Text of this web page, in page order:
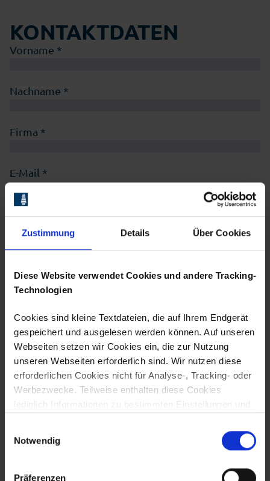
Zustimmung Details Über Cookies
Diese Website verwendet Cookies und andere Tracking-
Technologien
Cookies sind kleine Textdateien, die auf Ihrem Endgerät
gespeichert und ausgelesen werden können. Auf unseren
Webseiten setzen wir Cookies ein, die zur Nutzung
unseren Webseiten erforderlich sind. Wir nutzen diese
erforderlichen Cookies nicht für Analyse-, Tracking- oder
Werbezwecke. Teilweise enthalten diese Cookies
lediglich Informationen zu bestimmten Einstellungen und
notwendig sein, um die Benutzerführung, Sicherheit und
Umsetzung der Seite zu ermöglichen. Wir nutzen diese
DSGVO. Darüber hinaus setzen wir nicht erforderliche
Notwendig
Präferenzen
KONTAKTDATEN
Vorname *
Nachname *
Firma *
E-Mail *
Die mit Sternchen gekennzeichneten Daten sind
Ich habe dieDatenschutzrichtliniengelesen
und akzeptiert.
Ich will den Newsletter der BIS Bremerhavener
Gesellschaft für Investitionsförderung und
Stadtentwicklung mbH erhalten.
Absenden